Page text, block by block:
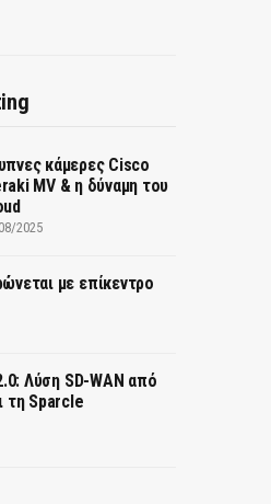
κάμερες Cisco
MV & η δύναμη του
2025
με επίκεντρο
Λύση SD-WAN από
τη Sparcle